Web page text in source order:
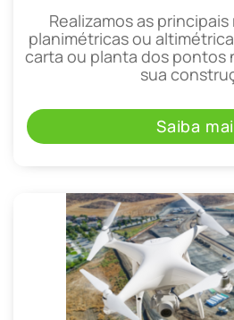
Realizamos as
planimétricas ou
carta ou planta dos pontos
sua
Saiba